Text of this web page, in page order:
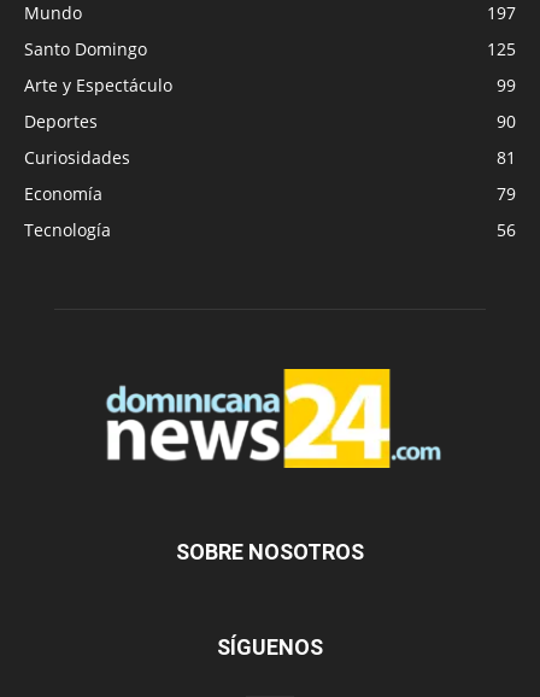
Mundo
197
Santo Domingo
125
Arte y Espectáculo
99
Deportes
90
Curiosidades
81
Economía
79
Tecnología
56
SOBRE NOSOTROS
SÍGUENOS